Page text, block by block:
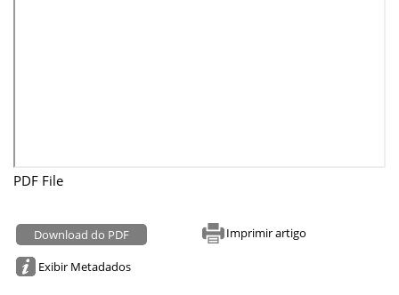
PDF File
Download do PDF Imprimir artigo
Exibir Metadados